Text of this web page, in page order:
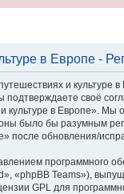
в Европе -
и культуре
подтверждаете своё
культуре в Европе». Мы
было бы разумным
после обновления/
программного
«phpBB Teams»),
GPL для